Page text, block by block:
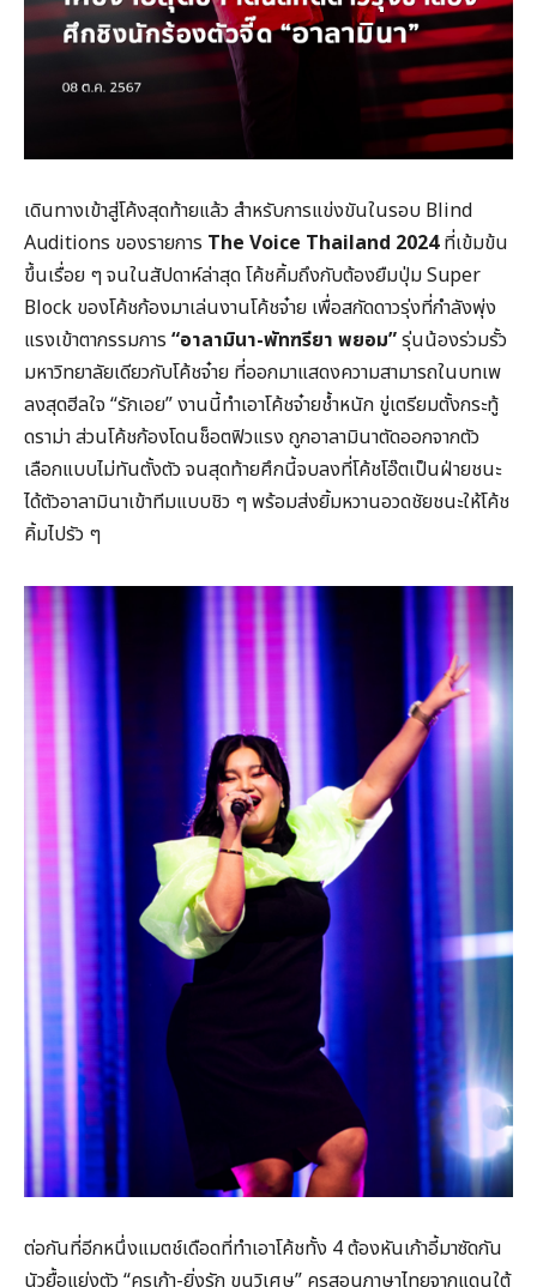
เดินทางเข้าสู่โค้งสุดท้ายแล้ว สำหรับการแข่งขันในรอบ Blind
Auditions ของรายการ The Voice Thailand 2024ที่เข้มข้น
ขึ้นเรื่อย ๆ จนในสัปดาห์ล่าสุด โค้ชคิ้มถึงกับต้องยืมปุ่ม Super
Block ของโค้ชก้องมาเล่นงานโค้ชจ๋าย เพื่อสกัดดาวรุ่งที่กำลังพุ่ง
แรงเข้าตากรรมการ “อาลามินา-พัทฑรียา พยอม”รุ่นน้องร่วมรั้ว
มหาวิทยาลัยเดียวกับโค้ชจ๋าย ที่ออกมาแสดงความสามารถในบทเพ
ลงสุดฮีลใจ “รักเอย” งานนี้ทำเอาโค้ชจ๋ายช้ำหนัก ขู่เตรียมตั้งกระทู้
ดราม่า ส่วนโค้ชก้องโดนช็อตฟิวแรง ถูกอาลามินาตัดออกจากตัว
เลือกแบบไม่ทันตั้งตัว จนสุดท้ายศึกนี้จบลงที่โค้ชโอ๊ตเป็นฝ่ายชนะ
ได้ตัวอาลามินาเข้าทีมแบบชิว ๆ พร้อมส่งยิ้มหวานอวดชัยชนะให้โค้ช
คิ้มไปรัว ๆ
ต่อกันที่อีกหนึ่งแมตช์เดือดที่ทำเอาโค้ชทั้ง 4 ต้องหันเก้าอี้มาซัดกัน
นัวยื้อแย่งตัว “ครูเก้า-ยิ่งรัก ขุนวิเศษ” ครูสอนภาษาไทยจากแดนใต้